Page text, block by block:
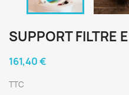
SUPPORT FILTRE
161,40 €
TTC